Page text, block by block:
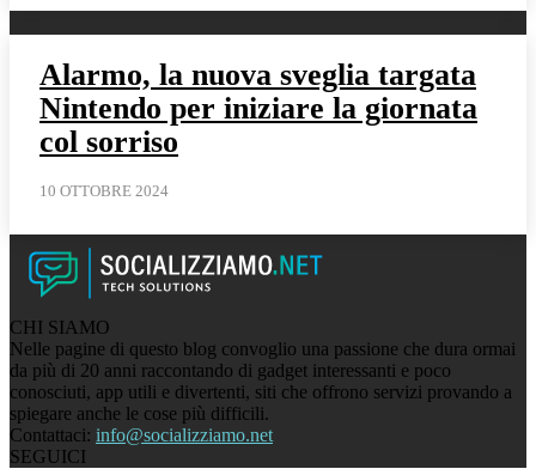
Alarmo, la nuova sveglia targata
Nintendo per iniziare la giornata
col sorriso
10 OTTOBRE 2024
CHI SIAMO
Nelle pagine di questo blog convoglio una passione che dura ormai
da più di 20 anni raccontando di gadget interessanti e poco
conosciuti, app utili e divertenti, siti che offrono servizi provando a
spiegare anche le cose più difficili.
Contattaci: info@socializziamo.net
SEGUICI